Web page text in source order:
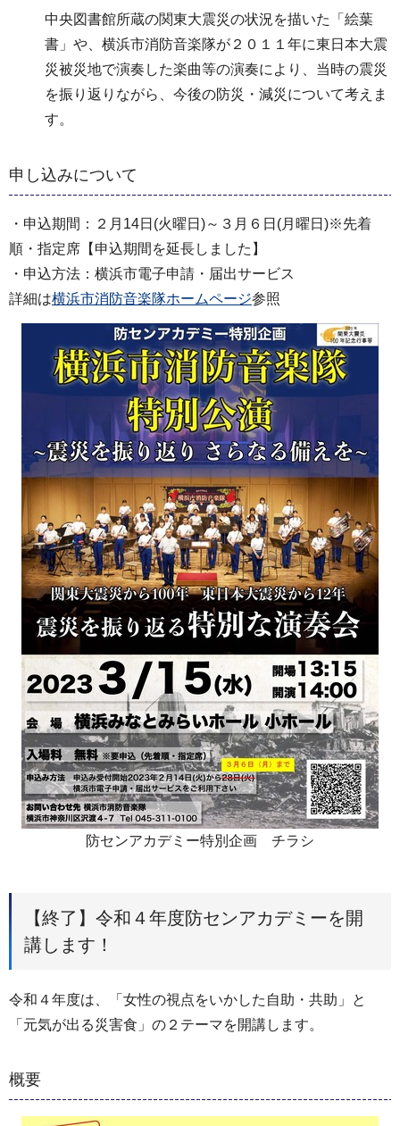
中央図書館所蔵の関東大震災の状況を描いた「絵葉
書」や、横浜市消防音楽隊が２０１１年に東日本大震
災被災地で演奏した楽曲等の演奏により、当時の震災
を振り返りながら、今後の防災・減災について考えま
す。
申し込みについて
・申込期間：２月14日(火曜日)～３月６日(月曜日)※先着
順・指定席【申込期間を延長しました】
・申込方法：横浜市電子申請・届出サービス
詳細は横浜市消防音楽隊ホームページ参照
防センアカデミー特別企画 チラシ
【終了】令和４年度防センアカデミーを開
講します！
令和４年度は、「女性の視点をいかした自助・共助」と
「元気が出る災害食」の２テーマを開講します。
概要